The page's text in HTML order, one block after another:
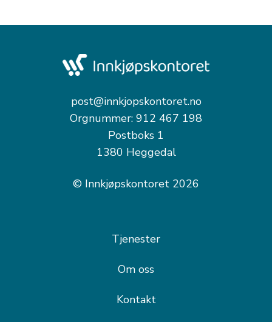
post@innkjopskontoret.no
Orgnummer: 912 467 198
Postboks 1
1380 Heggedal
© Innkjøpskontoret 2026
Tjenester
Om oss
Kontakt